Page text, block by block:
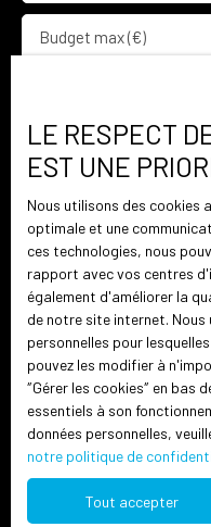
Budget max (€)
Pièces min
J'accepte le
conformément au
l'objet de
téléphonique, vous
sur la liste
prévu par l'article
sur le site Internet
adressé à :
Société Worldline,
CEDEX.
Pour en savoir plus
personnelles,
LE RESPECT
EST UNE
Nous utilisons des cookies
optimale et une
ces technologies, nous
rapport avec vos centres
également d'améliorer la
de notre site internet. Nous
personnelles pour
pouvez les modifier à
″Gérer les cookies″ en bas
essentiels à son
données personnelles,
notre politique de
Tout accepter